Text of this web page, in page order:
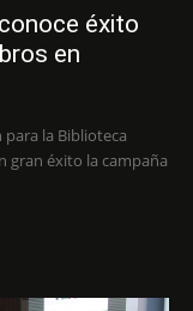
éxito
en
la Biblioteca